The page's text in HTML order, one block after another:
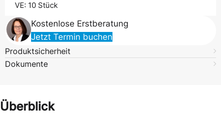
VE: 10 Stück
Kostenlose Erstberatung
Jetzt Termin buchen
Produktsicherheit
Dokumente
Überblick